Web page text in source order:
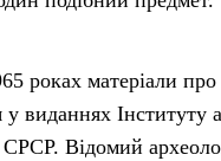
роках матеріали про
виданнях Інституту
СРСР. Відомий